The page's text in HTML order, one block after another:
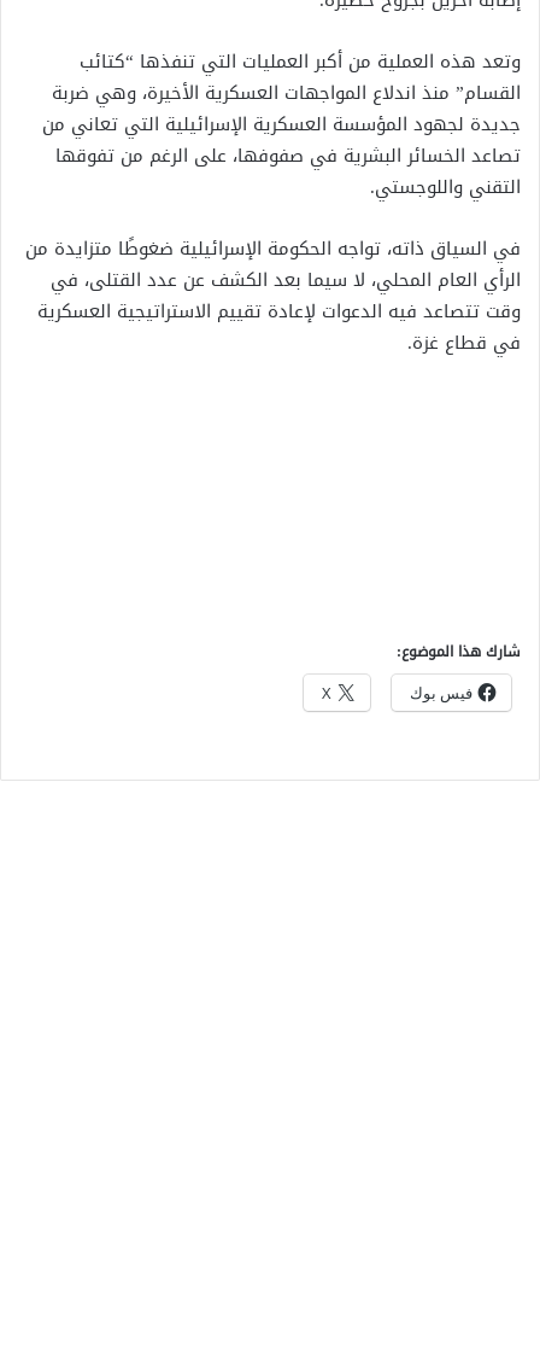
وتعد هذه العملية من أكبر العمليات التي تنفذها “كتائب
القسام” منذ اندلاع المواجهات العسكرية الأخيرة، وهي ضربة
جديدة لجهود المؤسسة العسكرية الإسرائيلية التي تعاني من
تصاعد الخسائر البشرية في صفوفها، على الرغم من تفوقها
التقني واللوجستي.
في السياق ذاته، تواجه الحكومة الإسرائيلية ضغوطًا متزايدة من
الرأي العام المحلي، لا سيما بعد الكشف عن عدد القتلى، في
وقت تتصاعد فيه الدعوات لإعادة تقييم الاستراتيجية العسكرية
في قطاع غزة.
شارك هذا الموضوع:
فيس بوك X